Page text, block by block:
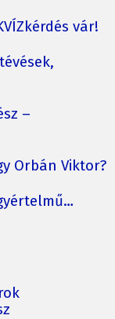
vár!
–
Orbán Viktor?